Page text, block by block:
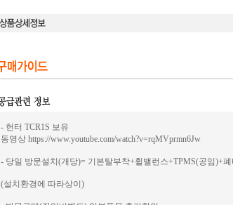
- 헌터 TCR1S 보유
동영상 https://www.youtube.com/watch?v=rqMVprmn6Jw
- 당일 방문설치(개당)= 기본탈부착+휠밸런스+TPMS(공임)+
(설치환경에 따라상이)